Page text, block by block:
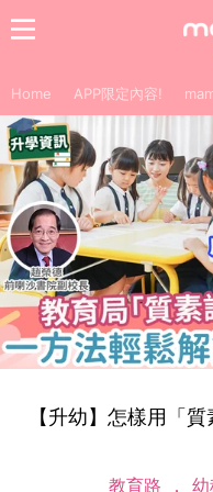
Home APP限定內容!
【升幼】怎樣用「
教育路